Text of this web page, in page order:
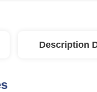
Description